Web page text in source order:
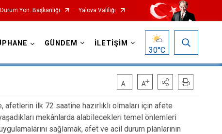
Yön. Başkanlığı Yalova Valiliği
GÜNDEM İLETİŞİM
30°C
ilk 72 saatine hazırlıklı olmaları için afete
mekânlarda alabilecekleri temel önlemleri
sağlamak, afet ve acil durum planlarının